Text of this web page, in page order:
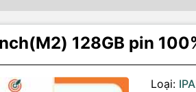
128GB pin
Loại: